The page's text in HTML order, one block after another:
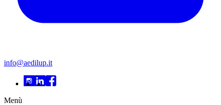
info@aedilup.it
Menù